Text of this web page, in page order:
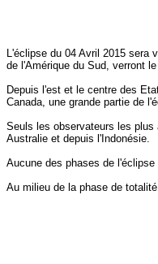
L'éclipse du 04 Avril 2015 sera
de l'Amérique du Sud, verront
Depuis l'est et le centre des
Canada, une grande partie de
Seuls les observateurs les plus
Australie et depuis l'Indonésie.
Aucune des phases de
Au milieu de la phase de